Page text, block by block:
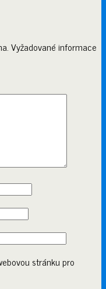
Vyžadované informace
stránku pro